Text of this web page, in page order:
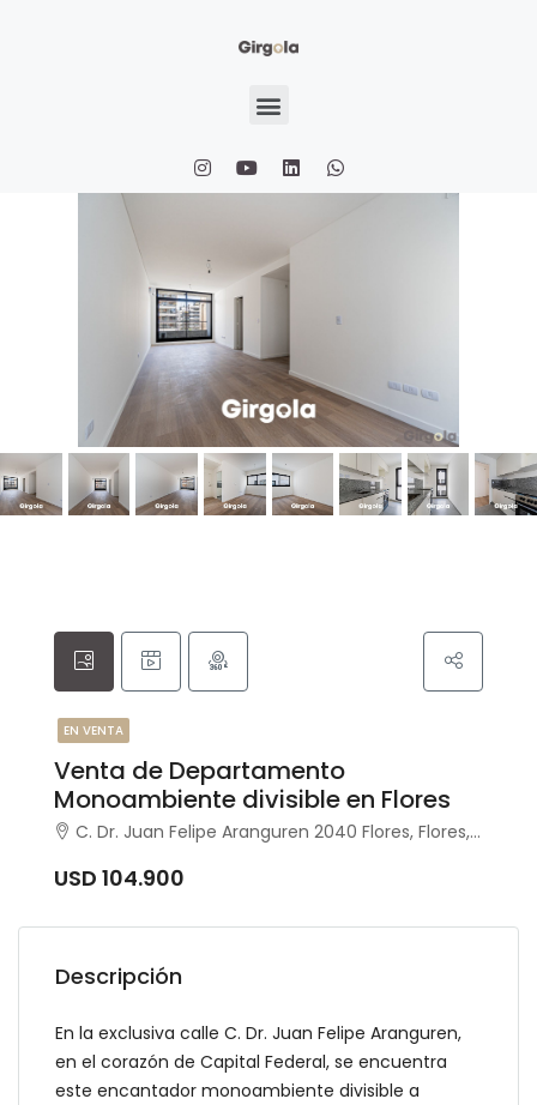
EN VENTA
Venta de Departamento
Monoambiente divisible en Flores
C. Dr. Juan Felipe Aranguren 2040 Flores, Flores, Capital Federal
USD 104.900
Descripción
En la exclusiva calle C. Dr. Juan Felipe Aranguren,
en el corazón de Capital Federal, se encuentra
este encantador monoambiente divisible a